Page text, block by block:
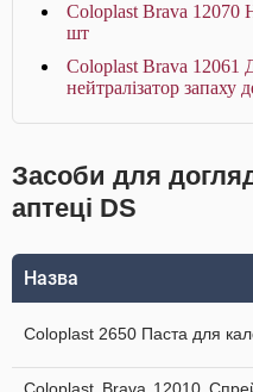
Coloplast Brava 12070
шт
Coloplast Brava 12061
нейтралізатор запаху
Засоби для
аптеці DS
Назва
Coloplast 2650 Паста для